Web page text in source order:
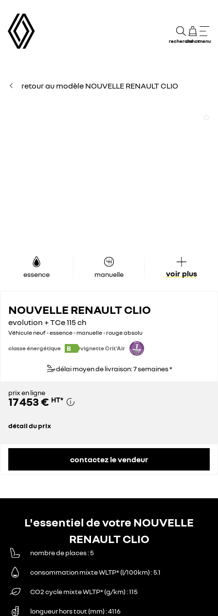
rechercheachatmenu
retour au modèle NOUVELLE RENAULT CLIO
essence manuelle voir plus
NOUVELLE RENAULT CLIO
evolution + TCe 115 ch
Véhicule neuf - essence - manuelle - rouge absolu
classe énergétique B vignette Crit'Air
délai moyen de livraison: 7 semaines *
prix en ligne
17 453 € HT*
détail du prix
contactez le vendeur
L'essentiel de votre NOUVELLE
RENAULT CLIO
nombre de places 5
consommation mixte WLTP* (l/100km) 5.1
CO2 cycle mixte WLTP* (g/km) 115
longueur hors tout (mm) 4116